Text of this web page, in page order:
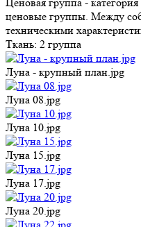
ценовые группы. Между
техническими
Ткань: 2 группа
Луна - крупный план.jpg
Луна 08.jpg
Луна 10.jpg
Луна 15.jpg
Луна 17.jpg
Луна 20.jpg